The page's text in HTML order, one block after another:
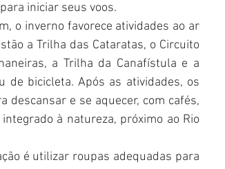
iniciar seus voos.
o inverno favorece atividades ao ar
a Trilha das Cataratas, o Circuito
a Trilha da Canafístula e a
de bicicleta. Após as atividades, os
descansar e se aquecer, com cafés,
à natureza, próximo ao Rio
é utilizar roupas adequadas para